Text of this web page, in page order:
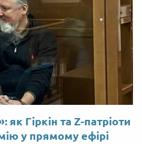
Гіркін та Z-патріоти
у прямому ефірі